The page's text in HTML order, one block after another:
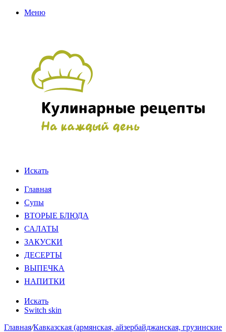
Меню
Искать
Главная
Супы
ВТОРЫЕ БЛЮДА
САЛАТЫ
ЗАКУСКИ
ДЕСЕРТЫ
ВЫПЕЧКА
НАПИТКИ
Искать
Switch skin
Главная/Кавказская (армянская, айзербайджанская, грузинские